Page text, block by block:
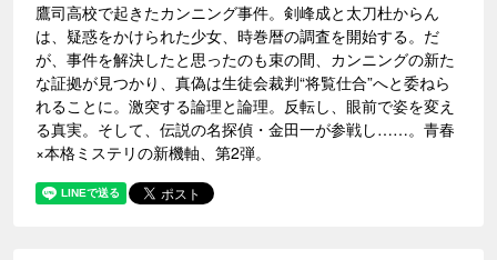
鷹司高校で起きたカンニング事件。剣峰成と太刀杜からん
は、疑惑をかけられた少女、時巻暦の調査を開始する。だ
が、事件を解決したと思ったのも束の間、カンニングの新た
な証拠が見つかり、真偽は生徒会裁判“将覧仕合”へと委ねら
れることに。激突する論理と論理。反転し、眼前で姿を変え
る真実。そして、伝説の名探偵・金田一が参戦し……。青春
×本格ミステリの新機軸、第2弾。